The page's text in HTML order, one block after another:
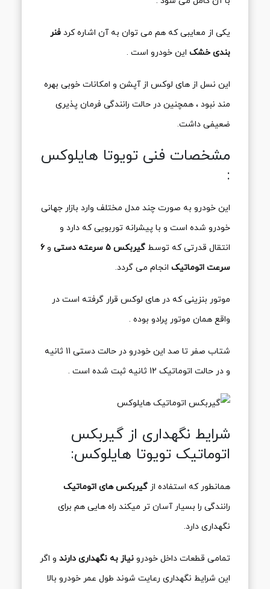
یکی از معایبی که هم می توان به آن اشاره کردفنر
بندی خشکاین خودرو است .
این نسل از های لوکس از آپشن و امکانات خوبی بهره
مند نبود ، همچنین در حالت رانندگی فرمان پذیری
ضعیفی داشت.
مشخصات فنی تویوتا هایلوکس
:
این خودرو به صورت چند مدل مختلف وارد بازار جهانی
خودرو شده است و با پیشرانه توربویی که دارد و
انتقال قدرتی که توسط گیربکس 5 سرعته دستی و 6
سرعت اتوماتیکانجام می گردد.
موتور بنزینی که در های لوکس قرار گرفته است در
واقع همان موتور پرادو بوده .
شتاب صفر تا صد این خودرو در حالت دستی 11 ثانیه
و در حالت اتوماتیک 12 ثانیه ثبت شده است .
شرایط نگهداری از گیربکس
اتوماتیک تویوتا هایلوکس:
همانطور که استفاده از گیربکس های اتوماتیک
رانندگی را بسیار آسان تر میکند راه هایی هم برای
نگهداری دارد.
تمامی قطعات داخل خودرو نیاز به نگهداری دارندو اگر
این شرایط نگهداری رعایت شوند طول عمر خودرو بالا